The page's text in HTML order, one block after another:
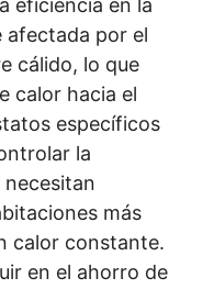
eficiencia en la
afectada por el
cálido, lo que
calor hacia el
específicos
la
más
calor constante.
en el ahorro de